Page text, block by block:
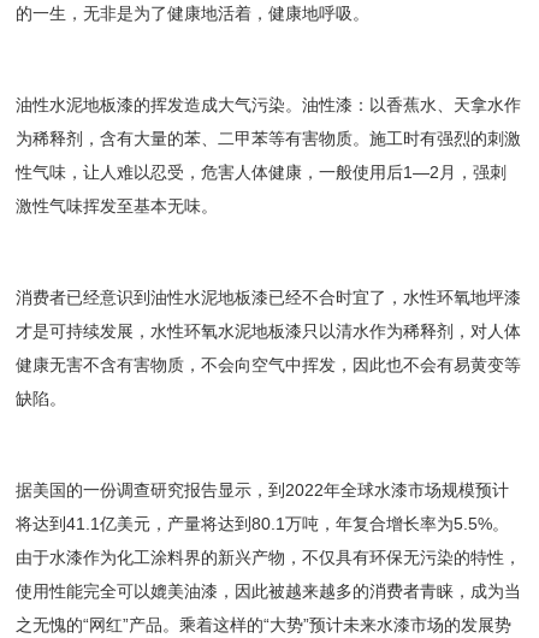
的一生，无非是为了健康地活着，健康地呼吸。
油性水泥地板漆的挥发造成大气污染。油性漆：以香蕉水、天拿水作
为稀释剂，含有大量的苯、二甲苯等有害物质。施工时有强烈的刺激
性气味，让人难以忍受，危害人体健康，一般使用后1—2月，强刺
激性气味挥发至基本无味。
消费者已经意识到油性水泥地板漆已经不合时宜了，水性环氧地坪漆
才是可持续发展，水性环氧水泥地板漆只以清水作为稀释剂，对人体
健康无害不含有害物质，不会向空气中挥发，因此也不会有易黄变等
缺陷。
据美国的一份调查研究报告显示，到2022年全球水漆市场规模预计
将达到41.1亿美元，产量将达到80.1万吨，年复合增长率为5.5%。
由于水漆作为化工涂料界的新兴产物，不仅具有环保无污染的特性，
使用性能完全可以媲美油漆，因此被越来越多的消费者青睐，成为当
之无愧的“网红”产品。乘着这样的“大势”预计未来水漆市场的发展势